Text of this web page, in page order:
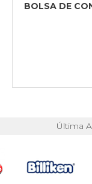
BOLSA DE
Última